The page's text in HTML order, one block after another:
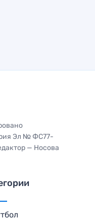
Эл № ФС77-
— Носова